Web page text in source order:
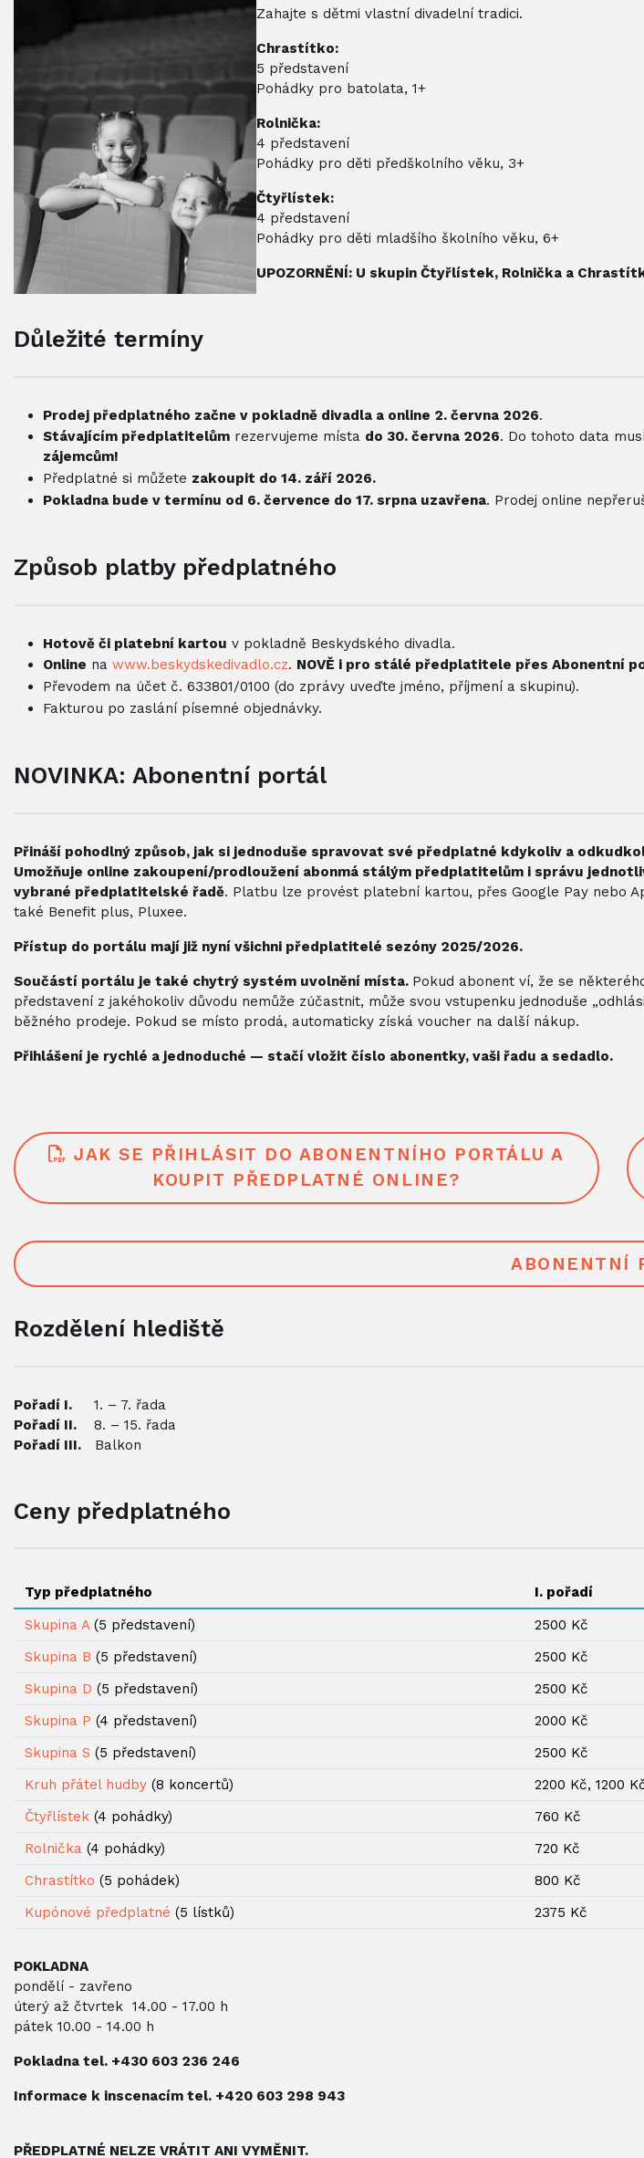
Zahajte s dětmi vlastní divadelní tradici.
Chrastítko:
5 představení
Pohádky pro batolata, 1+
Rolnička:
4 představení
Pohádky pro děti předškolního věku, 3+
Čtyřlístek:
4 představení
Pohádky pro děti mladšího školního věku, 6+
UPOZORNĚNÍ: U skupin Čtyřlístek, Rolnička a
Důležité termíny
Prodej předplatného začne v pokladně divadla a online 2. června 2026.
Stávajícím předplatitelům rezervujeme místa do 30. června 2026. Do tohoto data
zájemcům!
Předplatné si můžete zakoupit do 14. září 2026.
Pokladna bude v termínu od 6. července do 17. srpna uzavřena. Prodej online
Způsob platby předplatného
Hotově či platební kartou v pokladně Beskydského divadla.
Online na www.beskydskedivadlo.cz. NOVĚ i pro stálé předplatitele přes Abonentní
Převodem na účet č. 633801/0100 (do zprávy uveďte jméno, příjmení a skupinu).
Fakturou po zaslání písemné objednávky.
NOVINKA: Abonentní portál
Přináší pohodlný způsob, jak si jednoduše spravovat své předplatné kdykoliv a
Umožňuje online zakoupení/prodloužení abonmá stálým předplatitelům i správu
vybrané předplatitelské řadě. Platbu lze provést platební kartou, přes Google Pay nebo
také Benefit plus, Pluxee.
Přístup do portálu mají již nyní všichni předplatitelé sezóny 2025/2026.
Součástí portálu je také chytrý systém uvolnění místa. Pokud abonent ví, že se
představení z jakéhokoliv důvodu nemůže zúčastnit, může svou vstupenku jednoduše
běžného prodeje. Pokud se místo prodá, automaticky získá voucher na další nákup.
Přihlášení je rychlé a jednoduché — stačí vložit číslo abonentky, vaši řadu a sedadlo.
JAK SE PŘIHLÁSIT DO ABONENTNÍHO PORTÁLU A
KOUPIT PŘEDPLATNÉ ONLINE?
ABONENTNÍ
Rozdělení hlediště
Pořadí I. 1. – 7. řada
Pořadí II.
8. – 15. řada
Pořadí III. Balkon
Ceny předplatného
Typ předplatného I. pořadí
Skupina A(5 představení) 2500 Kč
Skupina B (5 představení) 2500 Kč
Skupina D (5 představení) 2500 Kč
Skupina P (4 představení) 2000 Kč
Skupina S (5 představení) 2500 Kč
Kruh přátel hudby (8 koncertů)
2200 Kč, 1200
Čtyřlístek (4 pohádky) 760 Kč
Rolnička (4 pohádky)
720 Kč
Chrastítko (5 pohádek)
800 Kč
Kupónové předplatné (5 lístků) 2375 Kč
POKLADNA
pondělí - zavřeno
úterý až čtvrtek 14.00 - 17.00 h
pátek 10.00 - 14.00 h
Pokladna tel. +430 603 236 246
Informace k inscenacím tel. +420 603 298 943
PŘEDPLATNÉ NELZE VRÁTIT ANI VYMĚNIT.